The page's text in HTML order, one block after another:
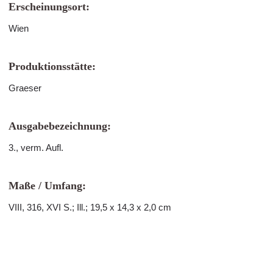
Erscheinungsort:
Wien
Produktionsstätte:
Graeser
Ausgabebezeichnung:
3., verm. Aufl.
Maße / Umfang:
VIII, 316, XVI S.; Ill.; 19,5 x 14,3 x 2,0 cm